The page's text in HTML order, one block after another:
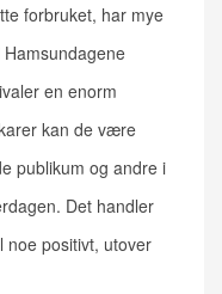
forbruket, har mye
en enorm
kan de være
publikum og andre i
Det handler
noe positivt, utover